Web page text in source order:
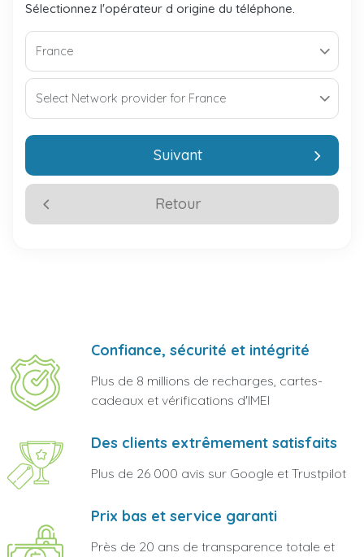
Sélectionnez l'opérateur d origine du téléphone.
Retour
Suivant
Confiance, sécurité et intégrité
Plus de 8 millions de recharges, cartes-
cadeaux et vérifications d'IMEI
Des clients extrêmement satisfaits
Plus de 26 000 avis sur Google et Trustpilot
Prix bas et service garanti
Près de 20 ans de transparence totale et